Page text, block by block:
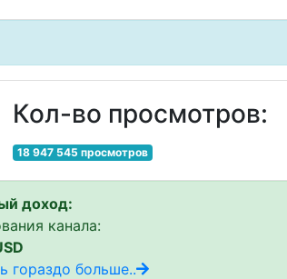
Кол-во просмотров:
18 947 545 просмотров
доход:
канала:
гораздо больше..